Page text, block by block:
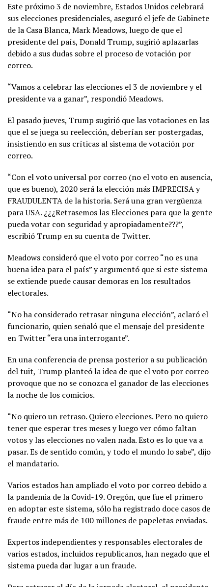
Este próximo 3 de noviembre, Estados Unidos celebrará
sus elecciones presidenciales, aseguró el jefe de Gabinete
de la Casa Blanca, Mark Meadows, luego de que el
presidente del país, Donald Trump, sugirió aplazarlas
debido a sus dudas sobre el proceso de votación por
correo.
“Vamos a celebrar las elecciones el 3 de noviembre y el
presidente va a ganar”, respondió Meadows.
El pasado jueves, Trump sugirió que las votaciones en las
que el se juega su reelección, deberían ser postergadas,
insistiendo en sus críticas al sistema de votación por
correo.
“Con el voto universal por correo (no el voto en ausencia,
que es bueno), 2020 será la elección más IMPRECISA y
FRAUDULENTA de la historia. Será una gran vergüenza
para USA. ¿¿¿Retrasemos las Elecciones para que la gente
pueda votar con seguridad y apropiadamente???”,
escribió Trump en su cuenta de Twitter.
Meadows consideró que el voto por correo “no es una
buena idea para el país” y argumentó que si este sistema
se extiende puede causar demoras en los resultados
electorales.
“No ha considerado retrasar ninguna elección”, aclaró el
funcionario, quien señaló que el mensaje del presidente
en Twitter “era una interrogante”.
En una conferencia de prensa posterior a su publicación
del tuit, Trump planteó la idea de que el voto por correo
provoque que no se conozca el ganador de las elecciones
la noche de los comicios.
“No quiero un retraso. Quiero elecciones. Pero no quiero
tener que esperar tres meses y luego ver cómo faltan
votos y las elecciones no valen nada. Esto es lo que va a
pasar. Es de sentido común, y todo el mundo lo sabe”, dijo
el mandatario.
Varios estados han ampliado el voto por correo debido a
la pandemia de la Covid-19. Oregón, que fue el primero
en adoptar este sistema, sólo ha registrado doce casos de
fraude entre más de 100 millones de papeletas enviadas.
Expertos independientes y responsables electorales de
varios estados, incluidos republicanos, han negado que el
sistema pueda dar lugar a un fraude.